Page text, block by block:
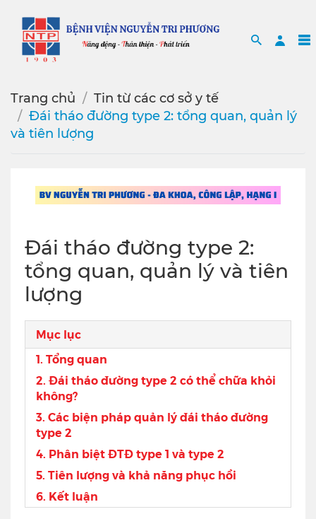
Search
Trang chủ
Tin từ các cơ sở y tế
Đái tháo đường type 2: tổng quan, quản lý
và tiên lượng
Đái tháo đường type 2:
tổng quan, quản lý và tiên
lượng
Mục lục
1. Tổng quan
2. Đái tháo đường type 2 có thể chữa khỏi
không?
3. Các biện pháp quản lý đái tháo đường
type 2
4. Phân biệt ĐTĐ type 1 và type 2
5. Tiên lượng và khả năng phục hồi
6. Kết luận